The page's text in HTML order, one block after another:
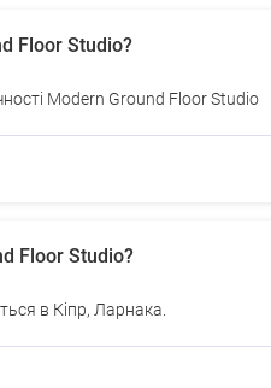
Floor Studio?
Modern Ground Floor Studio
Floor Studio?
в Кіпр, Ларнака.